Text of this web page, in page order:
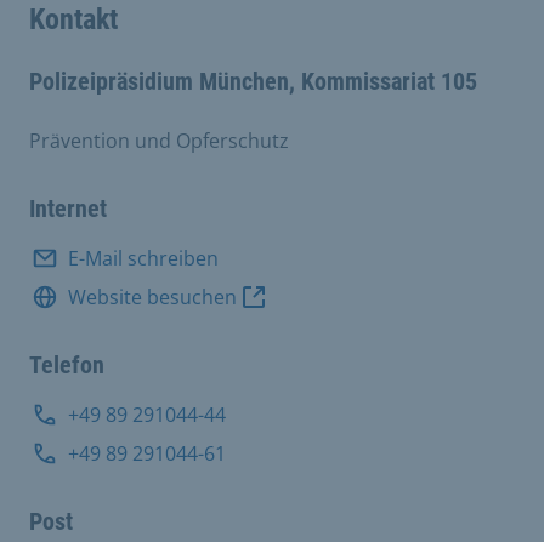
Kontakt
Polizeipräsidium München, Kommissariat 105
Prävention und Opferschutz
Internet
E-Mail schreiben
Website besuchen
Telefon
+49 89 291044-44
+49 89 291044-61
Post